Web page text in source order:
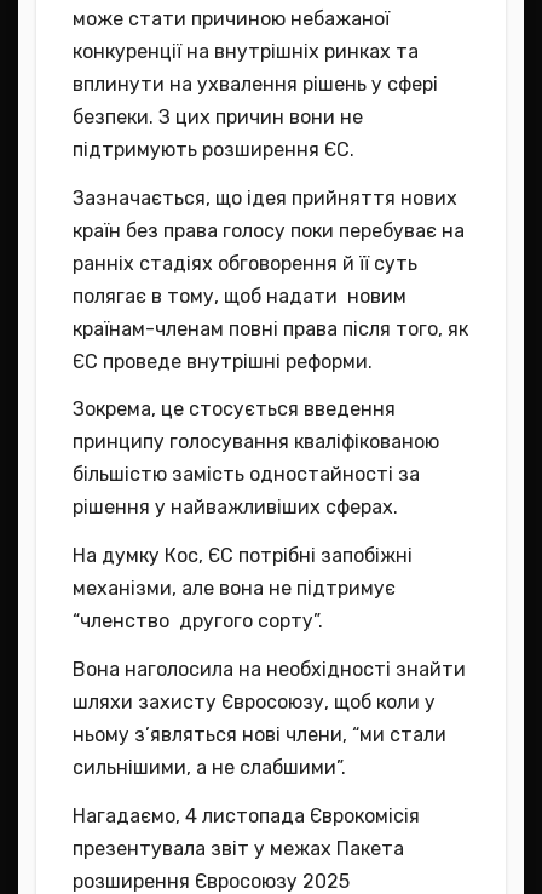
може стати причиною небажаної
конкуренції на внутрішніх ринках та
вплинути на ухвалення рішень у сфері
безпеки. З цих причин вони не
підтримують розширення ЄС.
Зазначається, що ідея прийняття нових
країн без права голосу поки перебуває на
ранніх стадіях обговорення й її суть
полягає в тому, щоб надати новим
країнам-членам повні права після того, як
ЄС проведе внутрішні реформи.
Зокрема, це стосується введення
принципу голосування кваліфікованою
більшістю замість одностайності за
рішення у найважливіших сферах.
На думку Кос, ЄС потрібні запобіжні
механізми, але вона не підтримує
“членство другого сорту”.
Вона наголосила на необхідності знайти
шляхи захисту Євросоюзу, щоб коли у
ньому з’являться нові члени, “ми стали
сильнішими, а не слабшими”.
Нагадаємо, 4 листопада Єврокомісія
презентувала звіт у межах Пакета
розширення Євросоюзу 2025